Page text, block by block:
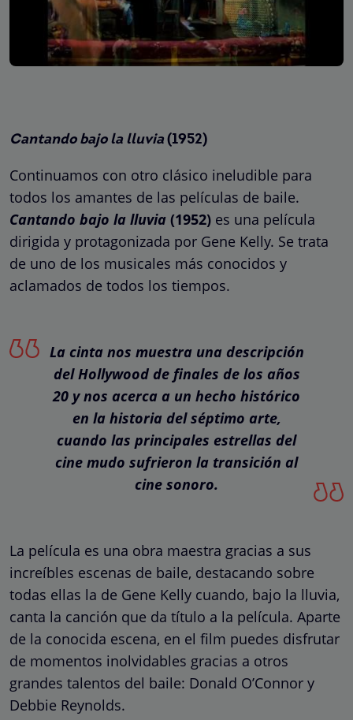
Cantando bajo la lluvia (1952)
Continuamos con otro clásico ineludible para
todos los amantes de las películas de baile.
Cantando bajo la lluvia (1952) es una película
dirigida y protagonizada por Gene Kelly. Se trata
de uno de los musicales más conocidos y
aclamados de todos los tiempos.
La cinta nos muestra una descripción
del Hollywood de finales de los años
20 y nos acerca a un hecho histórico
en la historia del séptimo arte,
cuando las principales estrellas del
cine mudo sufrieron la transición al
cine sonoro.
La película es una obra maestra gracias a sus
increíbles escenas de baile, destacando sobre
todas ellas la de Gene Kelly cuando, bajo la lluvia,
canta la canción que da título a la película. Aparte
de la conocida escena, en el film puedes disfrutar
de momentos inolvidables gracias a otros
grandes talentos del baile: Donald O’Connor y
Debbie Reynolds.